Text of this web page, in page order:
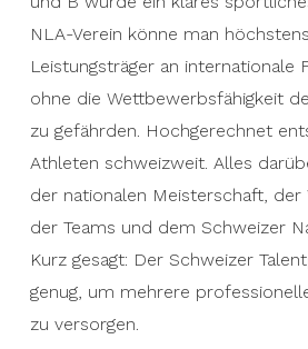
NLA-Verein könne man
Leistungsträger an internationale
ohne die Wettbewerbsfähigkeit
zu gefährden. Hochgerechnet
Athleten schweizweit. Alles
der nationalen Meisterschaft, der
der Teams und dem Schweizer
Kurz gesagt: Der Schweizer
genug, um mehrere
zu versorgen.